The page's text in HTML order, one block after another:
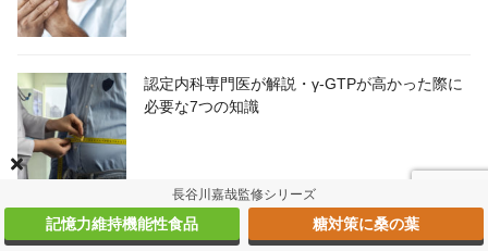
認定内科専門医が解説・γ-GTPが高かった際に
必要な7つの知識
長谷川嘉哉監修シリーズ
記憶力維持機能性食品 糖対策に桑の葉